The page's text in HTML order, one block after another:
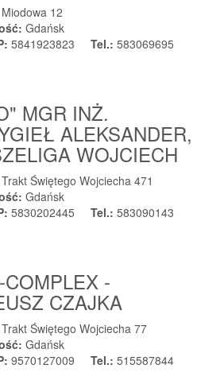
12
Gdańsk
5841923823 Tel.: 583069695
MGR INŻ.
ALEKSANDER,
WOJCIECH
Świętego Wojciecha 471
Gdańsk
5830202445 Tel.: 583090143
-
CZAJKA
Świętego Wojciecha 77
Gdańsk
9570127009 Tel.: 515587844